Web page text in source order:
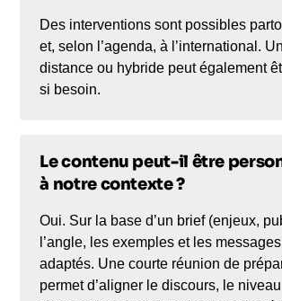
Des interventions sont possibles
et, selon l’agenda, à l’international.
distance ou hybride peut également
si besoin.
Le contenu peut-il être
à notre contexte ?
Oui. Sur la base d’un brief (enjeux,
l’angle, les exemples et les
adaptés. Une courte réunion de
permet d’aligner le discours, le niveau